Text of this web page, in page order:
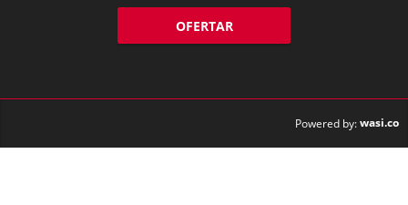
OFERTAR
Powered by:wasi.co